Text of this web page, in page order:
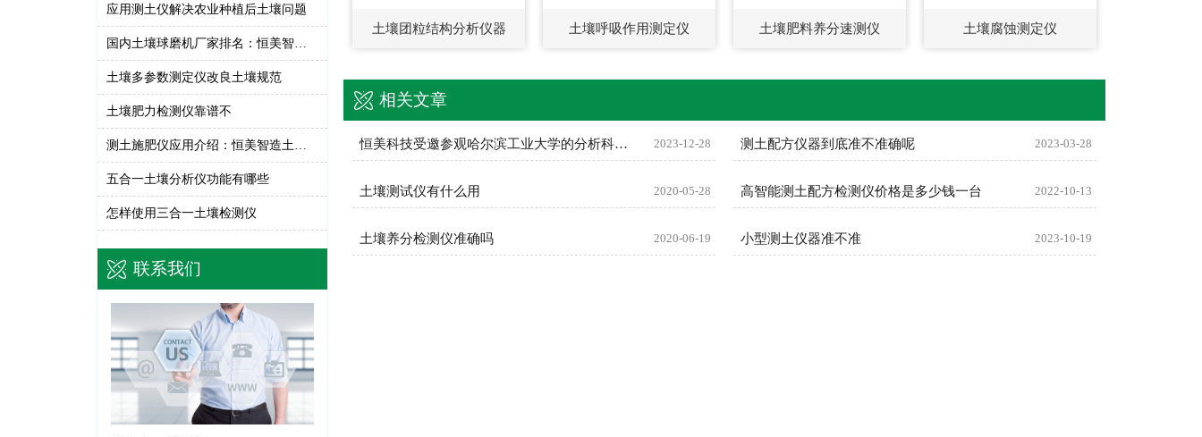
应用测土仪解决农业种植后土壤问题
国内土壤球磨机厂家排名：恒美智造行星式球磨仪综合实力评测
土壤多参数测定仪改良土壤规范
土壤肥力检测仪靠谱不
五合一土壤分析仪功能有哪些
怎样使用三合一土壤检测仪
联系我们
土壤团粒结构分析仪器 土壤呼吸作用测定仪 土壤肥料养分速测仪 土壤腐蚀测定仪
相关文章
恒美科技受邀参观哈尔滨工业大学的分析科学与技术研究中心 2023-12-28 测土配方仪器到底准不准确呢 2023-03-28
土壤测试仪有什么用 2020-05-28 高智能测土配方检测仪价格是多少钱一台 2022-10-13
土壤养分检测仪准确吗 2020-06-19 小型测土仪器准不准 2023-10-19